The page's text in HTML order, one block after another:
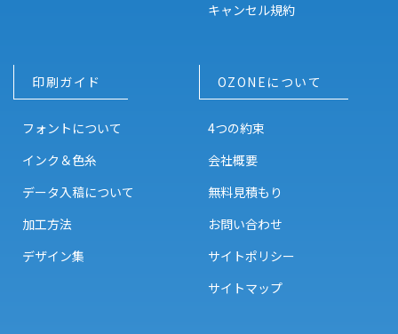
キャンセル規約
印刷ガイド
フォントについて
インク＆色糸
データ入稿について
加工方法
デザイン集
OZONEについて
4つの約束
会社概要
無料見積もり
お問い合わせ
サイトポリシー
サイトマップ